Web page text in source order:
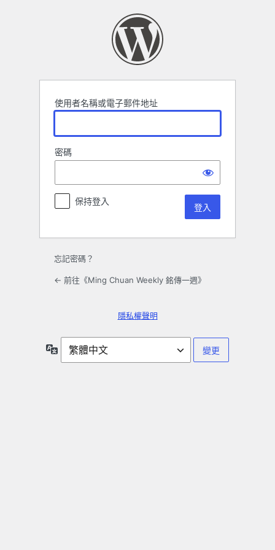
使用者名稱或電子郵件地址
密碼
保持登入
忘記密碼？
← 前往《Ming Chuan Weekly 銘傳一週》
隱私權聲明
言